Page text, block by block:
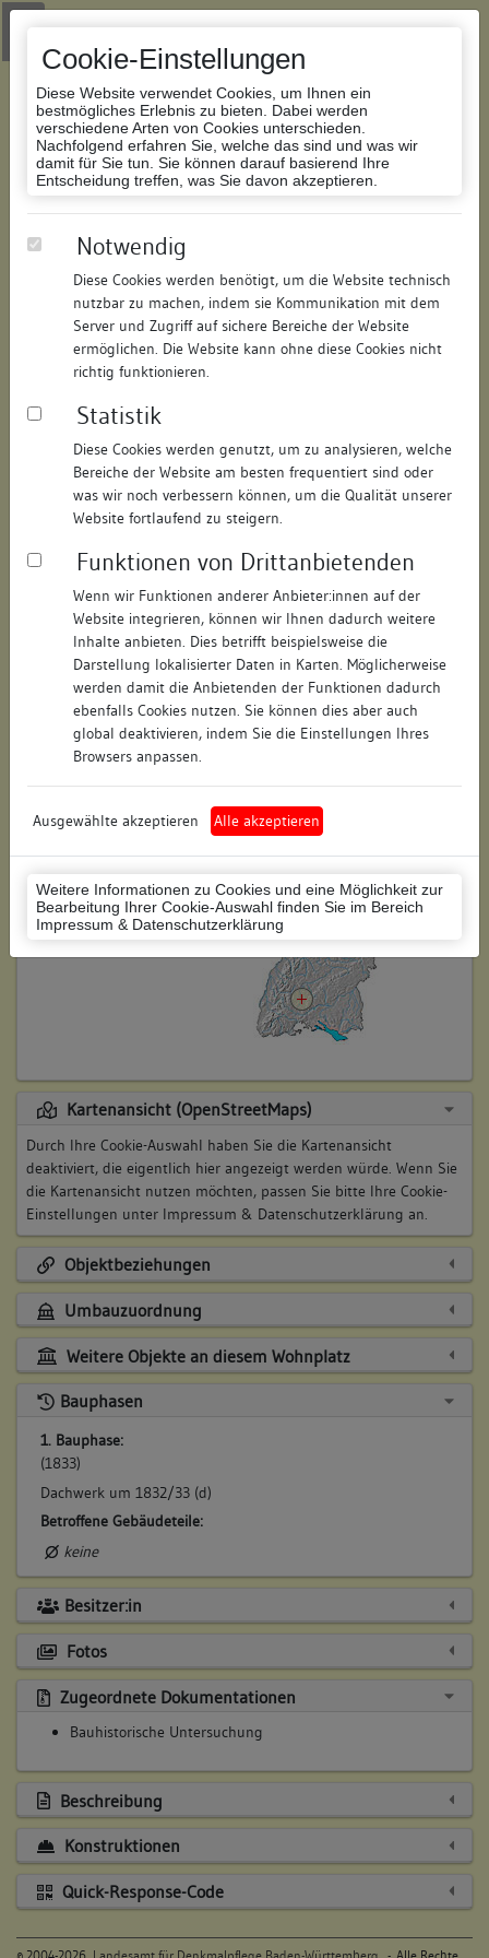
Cookie-Einstellungen
Diese Website verwendet Cookies, um Ihnen ein
bestmögliches Erlebnis zu bieten. Dabei werden
verschiedene Arten von Cookies unterschieden.
Nachfolgend erfahren Sie, welche das sind und was wir
damit für Sie tun. Sie können darauf basierend Ihre
Entscheidung treffen, was Sie davon akzeptieren.
Notwendig
Diese Cookies werden benötigt, um die Website technisch
nutzbar zu machen, indem sie Kommunikation mit dem
Server und Zugriff auf sichere Bereiche der Website
ermöglichen. Die Website kann ohne diese Cookies nicht
richtig funktionieren.
Statistik
Diese Cookies werden genutzt, um zu analysieren, welche
Bereiche der Website am besten frequentiert sind oder
was wir noch verbessern können, um die Qualität unserer
Website fortlaufend zu steigern.
Funktionen von Drittanbietenden
Wenn wir Funktionen anderer Anbieter:innen auf der
Website integrieren, können wir Ihnen dadurch weitere
Inhalte anbieten. Dies betrifft beispielsweise die
Darstellung lokalisierter Daten in Karten. Möglicherweise
werden damit die Anbietenden der Funktionen dadurch
ebenfalls Cookies nutzen. Sie können dies aber auch
global deaktivieren, indem Sie die Einstellungen Ihres
Browsers anpassen.
Ausgewählte akzeptieren Alle akzeptieren
Weitere Informationen zu Cookies und eine Möglichkeit zur
Bearbeitung Ihrer Cookie-Auswahl finden Sie im Bereich
Impressum & Datenschutzerklärung
Zur Navigation springen
Zum Inhalt der Website springen
Datenbank Bauforschung/Restaurierung
341211379346/Datum:07.11.2006
Datenbestand:
Bauforschung
Als PDF herunterladen:
Objektdaten
Straße: Lorenzgasse
Hausnummer: 17
Postleitzahl: 78628
Stadt-Teilort: Rottweil
Regierungsbezirk: Freiburg
Rottweil (Landkreis)
Wohnplatzschlüssel: 8325049025
Flurstücknummer: keine
Historischer Straßenname: keiner
Lage des Wohnplatzes:
Kartenansicht (OpenStreetMaps)
Durch Ihre Cookie-Auswahl haben Sie die Kartenansicht
deaktiviert, die eigentlich hier angezeigt werden würde. Wenn Sie
die Kartenansicht nutzen möchten, passen Sie bitte Ihre Cookie-
Einstellungen unter Impressum & Datenschutzerklärung an.
Objektbeziehungen
Umbauzuordnung
Weitere Objekte an diesem Wohnplatz
Bauphasen
1. Bauphase:
(1833)
Dachwerk um 1832/33 (d)
Betroffene Gebäudeteile:
keine
Besitzer:in
Fotos
Zugeordnete Dokumentationen
Bauhistorische Untersuchung
Beschreibung
Konstruktionen
Quick-Response-Code